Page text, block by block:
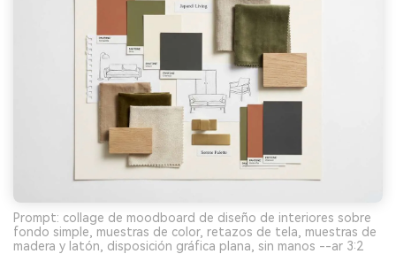
Prompt: collage de moodboard de diseño de interiores sobre
fondo simple, muestras de color, retazos de tela, muestras de
madera y latón, disposición gráfica plana, sin manos --ar 3:2